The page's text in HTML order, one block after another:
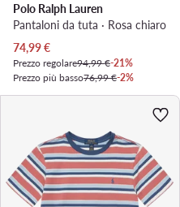
Polo Ralph Lauren
Pantaloni da tuta · Rosa chiaro
Prezzo attuale
74,99€
Prezzo regolare94,99 €-21%
Prezzo più basso76,99 €-2%